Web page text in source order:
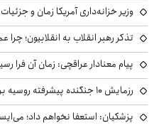
وزیر خزانه‌داری آمریکا زمان و
تذکر رهبر انقلاب به انقلابیون؛
پیام معنادار عراقچی: زمان آن فرا
رزمایش ۱۰ جنگنده پیشرفته روسیه بر فراز اروپای مرکزی با مهمات واقعی
پزشکیان: استعفا نخواهم داد؛